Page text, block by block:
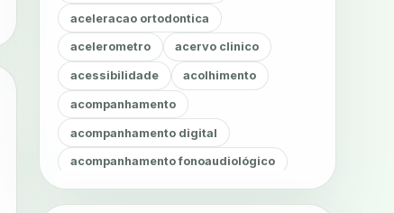
aceleracao ortodontica
acelerometro acervo clinico
acessibilidade acolhimento
acompanhamento
acompanhamento digital
acompanhamento fonoaudiológico
acompanhamento nutricional